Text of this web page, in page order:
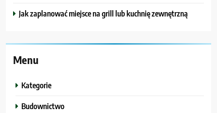
Jak zaplanować miejsce na grill lub kuchnię zewnętrzną
Menu
Kategorie
Budownictwo